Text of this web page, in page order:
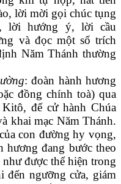
lời mời gọi chúc tụng
lời hướng ý, lời cầu
và đọc một số trích
Năm Thánh thường
: đoàn hành hương
đồng chính toà) qua
để cử hành Chúa
khai mạc Năm Thánh.
con đường hy vọng,
hương đang bước theo
được thể hiện trong
đến ngưỡng cửa, giám